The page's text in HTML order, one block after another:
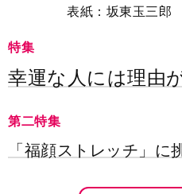
表紙：坂東玉三郎
特集
幸運な人には理由
第二特集
「福顔ストレッチ」に